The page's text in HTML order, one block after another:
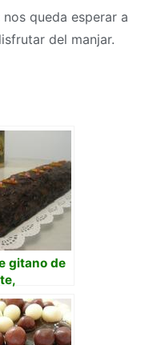
queda esperar a
del manjar.
gitano de
y rosas